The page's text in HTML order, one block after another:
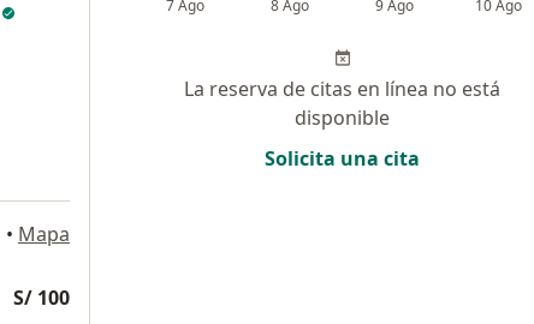
• Mapa
S/ 100
7 Ago 8 Ago 9 Ago 10 Ago
La reserva de citas en línea no está
disponible
Solicita una cita